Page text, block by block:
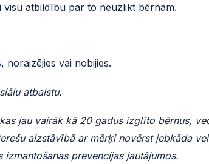
atbildību par to neuzlikt bērnam.
vai nobijies.
atbalstu.
jau vairāk kā 20 gadus izglīto bērnus,
aizstāvībā ar mērķi novērst jebkāda
prevencijas jautājumos.